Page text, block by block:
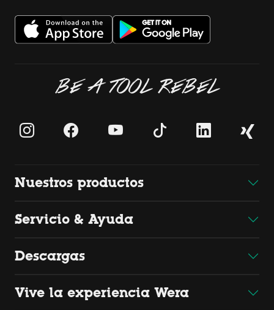
BE A TOOL REBEL
Nuestros productos
Servicio & Ayuda
Descargas
Vive la experiencia Wera